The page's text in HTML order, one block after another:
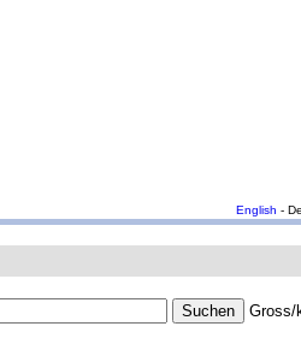
English -
Gross/